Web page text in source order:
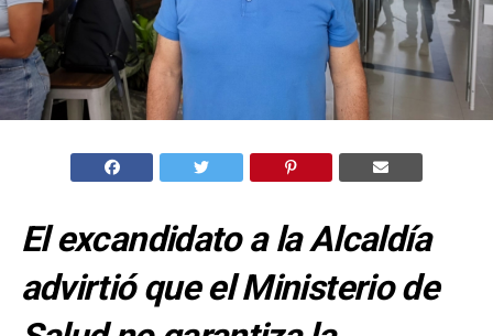
El excandidato a la Alcaldía
advirtió que el Ministerio de